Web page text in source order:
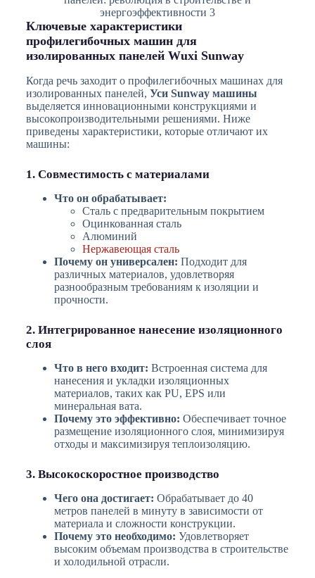
энергоэффективности 3
Ключевые характеристики
профилегибочных машин для
изолированных панелей Wuxi Sunway
Когда речь заходит о профилегибочных машинах для
изолированных панелей, Уси Sunway машины
выделяется инновационными конструкциями и
высокопроизводительными решениями. Ниже
приведены характеристики, которые отличают их
машины:
1. Совместимость с материалами
Что он обрабатывает:
Сталь с предварительным покрытием
Оцинкованная сталь
Алюминий
Нержавеющая сталь
Почему он универсален: Подходит для
различных материалов, удовлетворяя
разнообразным требованиям к изоляции и
прочности.
2. Интегрированное нанесение изоляционного
слоя
Что в него входит: Встроенная система для
нанесения и укладки изоляционных
материалов, таких как PU, EPS или
минеральная вата.
Почему это эффективно: Обеспечивает точное
размещение изоляционного слоя, минимизируя
отходы и максимизируя теплоизоляцию.
3. Высокоскоростное производство
Чего она достигает: Обрабатывает до 40
метров панелей в минуту в зависимости от
материала и сложности конструкции.
Почему это необходимо: Удовлетворяет
высоким объемам производства в строительстве
и холодильной отрасли.